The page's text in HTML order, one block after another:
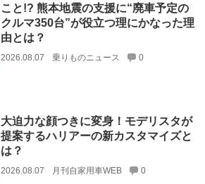
こと!? 熊本地震の支援に“廃車予定の
クルマ350台”が役立つ理にかなった理
由とは？
2026.08.07 乗りものニュース 0
大迫力な顔つきに変身！モデリスタが
提案するハリアーの新カスタマイズと
は？
2026.08.07 月刊自家用車WEB 0